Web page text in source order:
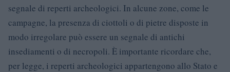
segnale di reperti archeologici. In alcune zone, come le
campagne, la presenza di ciottoli o di pietre disposte in
modo irregolare può essere un segnale di antichi
insediamenti o di necropoli. È importante ricordare che,
per legge, i reperti archeologici appartengono allo Stato e